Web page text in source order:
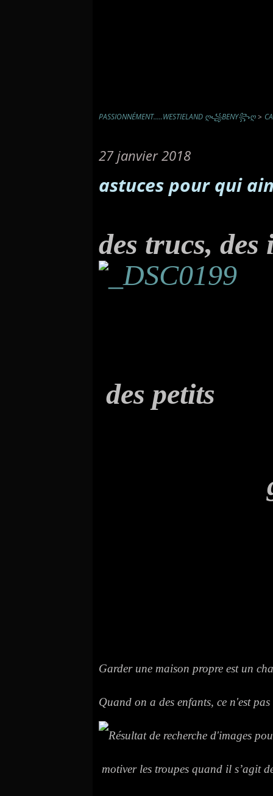
PASSIONNÉMENT.....WESTIELAND Ღ꧁BENY꧂Ღ >
27 janvier 2018
astuces pour qui
des trucs, des
des petits
Garder une maison propre est un
Quand on a des enfants, ce n'est
motiver les troupes quand il s’agit